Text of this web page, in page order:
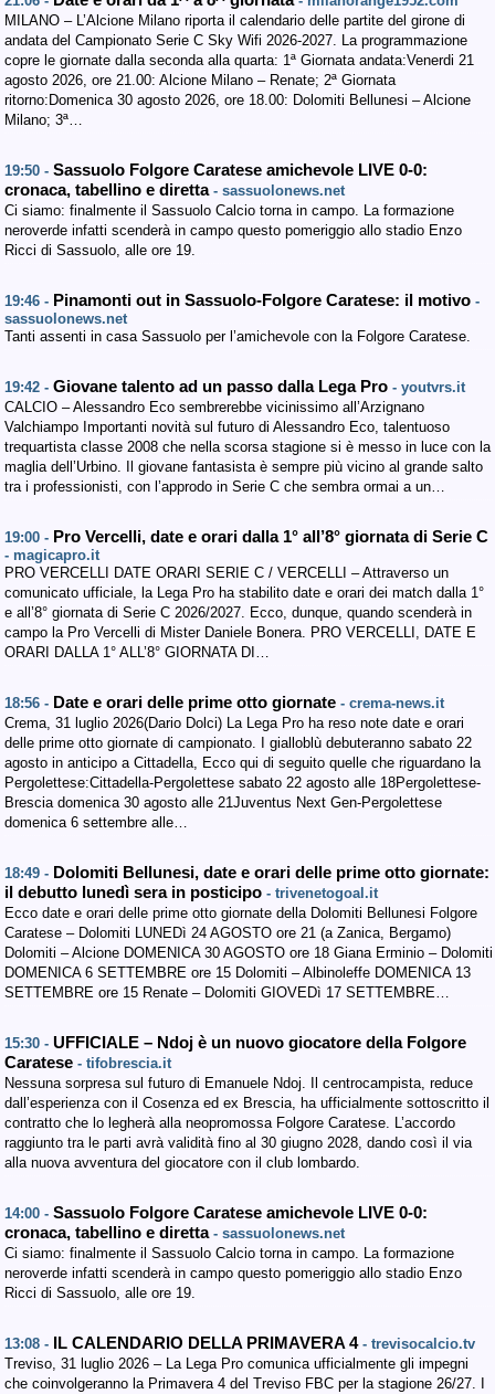
MILANO – L’Alcione Milano riporta il calendario delle partite del girone di
andata del Campionato Serie C Sky Wifi 2026-2027. La programmazione
copre le giornate dalla seconda alla quarta: 1ª Giornata andata:Venerdi 21
agosto 2026, ore 21.00: Alcione Milano – Renate; 2ª Giornata
ritorno:Domenica 30 agosto 2026, ore 18.00: Dolomiti Bellunesi – Alcione
Milano; 3ª…
19:50 - Sassuolo Folgore Caratese amichevole LIVE 0-0:
cronaca, tabellino e diretta - sassuolonews.net
Ci siamo: finalmente il Sassuolo Calcio torna in campo. La formazione
neroverde infatti scenderà in campo questo pomeriggio allo stadio Enzo
Ricci di Sassuolo, alle ore 19.
19:46 - Pinamonti out in Sassuolo-Folgore Caratese: il motivo -
sassuolonews.net
Tanti assenti in casa Sassuolo per l’amichevole con la Folgore Caratese.
19:42 - Giovane talento ad un passo dalla Lega Pro - youtvrs.it
CALCIO – Alessandro Eco sembrerebbe vicinissimo all’Arzignano
Valchiampo Importanti novità sul futuro di Alessandro Eco, talentuoso
trequartista classe 2008 che nella scorsa stagione si è messo in luce con la
maglia dell’Urbino. Il giovane fantasista è sempre più vicino al grande salto
tra i professionisti, con l’approdo in Serie C che sembra ormai a un…
19:00 - Pro Vercelli, date e orari dalla 1° all’8° giornata di Serie C
- magicapro.it
PRO VERCELLI DATE ORARI SERIE C / VERCELLI – Attraverso un
comunicato ufficiale, la Lega Pro ha stabilito date e orari dei match dalla 1°
e all’8° giornata di Serie C 2026/2027. Ecco, dunque, quando scenderà in
campo la Pro Vercelli di Mister Daniele Bonera. PRO VERCELLI, DATE E
ORARI DALLA 1° ALL’8° GIORNATA DI…
18:56 - Date e orari delle prime otto giornate - crema-news.it
Crema, 31 luglio 2026(Dario Dolci) La Lega Pro ha reso note date e orari
delle prime otto giornate di campionato. I gialloblù debuteranno sabato 22
agosto in anticipo a Cittadella, Ecco qui di seguito quelle che riguardano la
Pergolettese:Cittadella-Pergolettese sabato 22 agosto alle 18Pergolettese-
Brescia domenica 30 agosto alle 21Juventus Next Gen-Pergolettese
domenica 6 settembre alle…
18:49 - Dolomiti Bellunesi, date e orari delle prime otto giornate:
il debutto lunedì sera in posticipo - trivenetogoal.it
Ecco date e orari delle prime otto giornate della Dolomiti Bellunesi Folgore
Caratese – Dolomiti LUNEDì 24 AGOSTO ore 21 (a Zanica, Bergamo)
Dolomiti – Alcione DOMENICA 30 AGOSTO ore 18 Giana Erminio – Dolomiti
DOMENICA 6 SETTEMBRE ore 15 Dolomiti – Albinoleffe DOMENICA 13
SETTEMBRE ore 15 Renate – Dolomiti GIOVEDì 17 SETTEMBRE…
15:30 - UFFICIALE – Ndoj è un nuovo giocatore della Folgore
Caratese - tifobrescia.it
Nessuna sorpresa sul futuro di Emanuele Ndoj. Il centrocampista, reduce
dall’esperienza con il Cosenza ed ex Brescia, ha ufficialmente sottoscritto il
contratto che lo legherà alla neopromossa Folgore Caratese. L’accordo
raggiunto tra le parti avrà validità fino al 30 giugno 2028, dando così il via
alla nuova avventura del giocatore con il club lombardo.
14:00 - Sassuolo Folgore Caratese amichevole LIVE 0-0:
cronaca, tabellino e diretta - sassuolonews.net
Ci siamo: finalmente il Sassuolo Calcio torna in campo. La formazione
neroverde infatti scenderà in campo questo pomeriggio allo stadio Enzo
Ricci di Sassuolo, alle ore 19.
13:08 - IL CALENDARIO DELLA PRIMAVERA 4 - trevisocalcio.tv
Treviso, 31 luglio 2026 – La Lega Pro comunica ufficialmente gli impegni
che coinvolgeranno la Primavera 4 del Treviso FBC per la stagione 26/27. I